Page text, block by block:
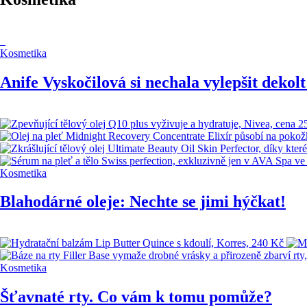
Kosmetika
Anife Vyskočilová si nechala vylepšit
Kosmetika
Blahodárné oleje: Nechte se jimi hýčkat!
Kosmetika
Šťavnaté rty. Co vám k tomu pomůže?